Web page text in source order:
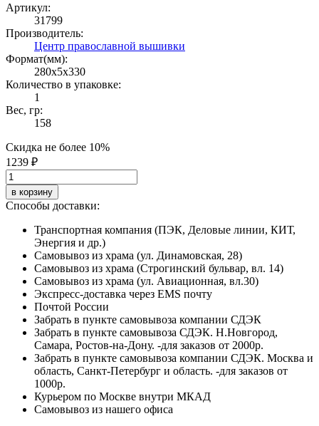
Артикул:
31799
Производитель:
Центр православной вышивки
Формат(мм):
280x5x330
Количество в упаковке:
1
Вес, гр:
158
Скидка не более 10%
1239 ₽
в корзину
Способы доставки:
Транспортная компания (ПЭК, Деловые линии, КИТ,
Энергия и др.)
Самовывоз из храма (ул. Динамовская, 28)
Самовывоз из храма (Строгинский бульвар, вл. 14)
Самовывоз из храма (ул. Авиационная, вл.30)
Экспресс-доставка через EMS почту
Почтой России
Забрать в пункте самовывоза компании СДЭК
Забрать в пункте самовывоза СДЭК. Н.Новгород,
Самара, Ростов-на-Дону. -для заказов от 2000р.
Забрать в пункте самовывоза компании СДЭК. Москва и
область, Санкт-Петербург и область. -для заказов от
1000р.
Курьером по Москве внутри МКАД
Самовывоз из нашего офиса